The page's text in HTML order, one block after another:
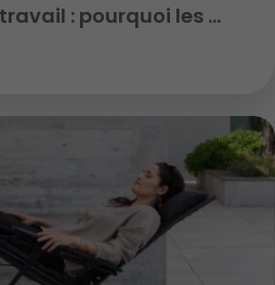
: pourquoi les …